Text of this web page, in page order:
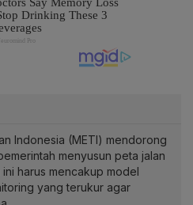
Indonesia (METI) mendorong
menyusun peta jalan
harus mencakup model
yang terukur agar